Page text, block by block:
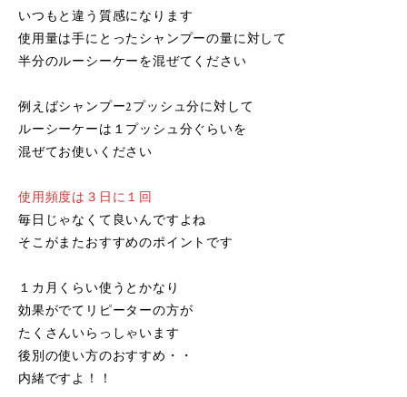
いつもと違う質感になります
使用量は手にとったシャンプーの量に対して
半分のルーシーケーを混ぜてください
例えばシャンプー2プッシュ分に対して
ルーシーケーは１プッシュ分ぐらいを
混ぜてお使いください
使用頻度は３日に１回
毎日じゃなくて良いんですよね
そこがまたおすすめのポイントです
１カ月くらい使うとかなり
効果がでてリピーターの方が
たくさんいらっしゃいます
後別の使い方のおすすめ・・
内緒ですよ！！